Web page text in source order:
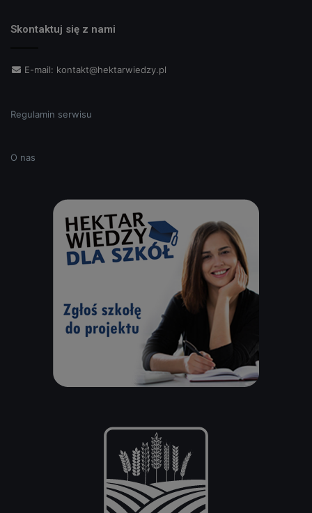
Skontaktuj się z nami
E-mail: kontakt@hektarwiedzy.pl
Regulamin serwisu
O nas